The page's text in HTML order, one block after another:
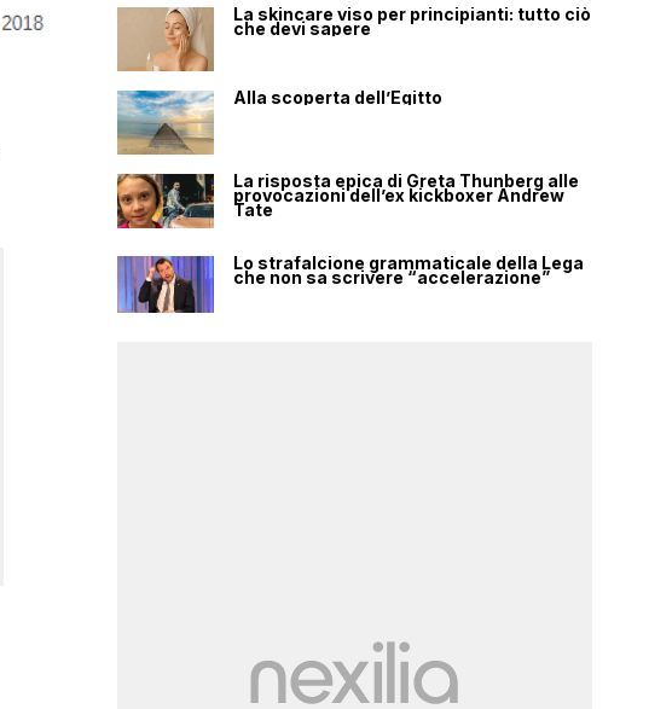
La skincare viso per principianti: tutto ciò
che devi sapere
Alla scoperta dell’Egitto
La risposta epica di Greta Thunberg alle
provocazioni dell’ex kickboxer Andrew
Tate
Lo strafalcione grammaticale della Lega
che non sa scrivere “accelerazione”